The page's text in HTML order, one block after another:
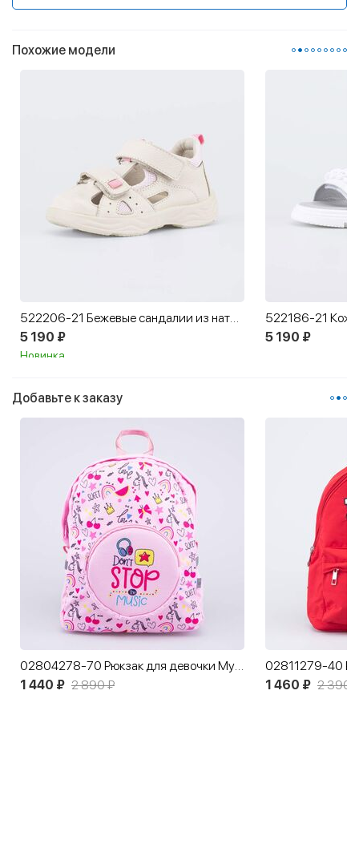
Похожие модели
522206-21 Бежевые сандалии из натуральной кожи
5 190 ₽
Новинка
5 190 ₽
Добавьте к заказу
02804278-70 Рюкзак для девочки Музыка розовый
1 440 ₽ 2 890 ₽ 1 460 ₽ 2 390